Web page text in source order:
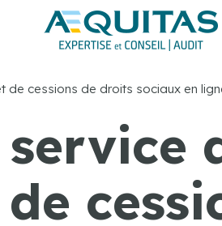
de cessions de droits sociaux en